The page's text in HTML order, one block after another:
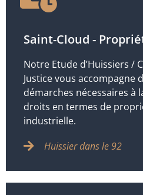
Saint-Cloud -
Notre Etude d’Huissiers /
Justice vous accompagne
démarches nécessaires à
droits en termes de
industrielle.
Huissier dans le 92